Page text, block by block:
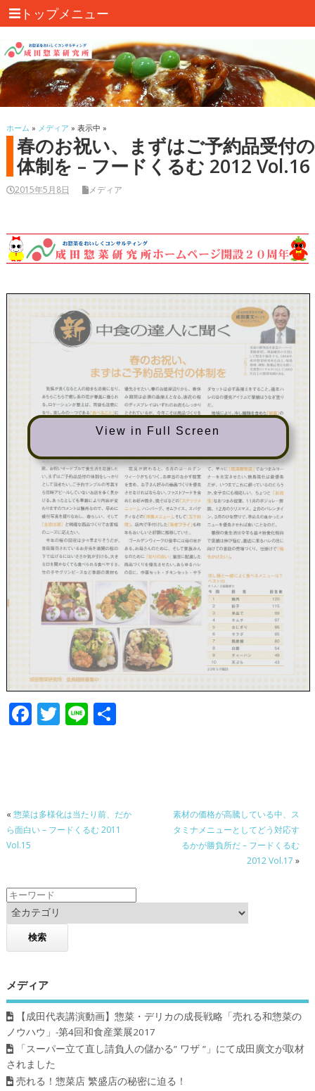
トップメニュー
ホーム » メディア » 表示中 »
春のお祝い、まずはご予約品受付の
体制を – フードくるむ 2012 Vol.16
2015年5月8日 メディア
View in Full Screen
F
o
o
T Li 共
« 惣菜は多様化は当たり前、だか
ら面白い – フードくるむ 2011
Vol.15
素材の価格が高騰している中、ス
タミナメニューとしてどう対応す
るかが勝負所だ – フードくるむ
2012 Vol.17 »
メディア
【成田代表講演動画】惣菜・デリカの成長戦略「売れる和惣菜の
ノウハウ」-第4回和食産業展2017
「スーパー立て直し請負人の儲かる” ワザ ”」にて成田廣文が取材
されました
売れる！惣菜店 繁盛店の秘密に迫る！